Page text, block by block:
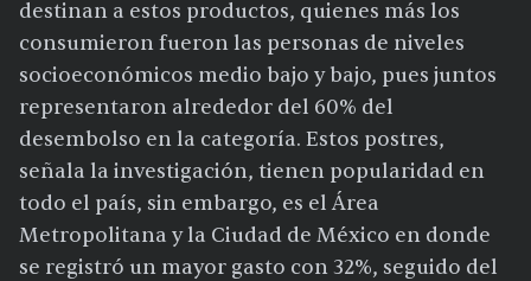
destinan a estos productos, quienes más los
consumieron fueron las personas de niveles
socioeconómicos medio bajo y bajo, pues juntos
representaron alrededor del 60% del
desembolso en la categoría. Estos postres,
señala la investigación, tienen popularidad en
todo el país, sin embargo, es el Área
Metropolitana y la Ciudad de México en donde
se registró un mayor gasto con 32%, seguido del